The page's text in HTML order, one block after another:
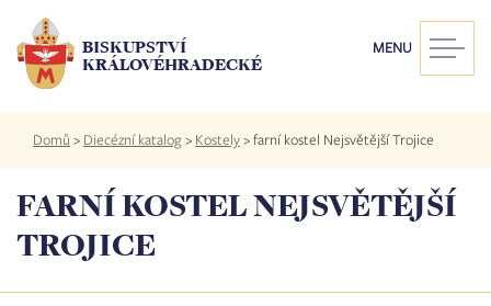
hlavnímu
obsahu
BISKUPSTVÍ
KRÁLOVÉHRADECKÉ
MENU
Drobečková
navigace
Domů > Diecézní katalog> Kostely>farní kostel Nejsvětější Trojice
FARNÍ KOSTEL NEJSVĚTĚJŠÍ
TROJICE